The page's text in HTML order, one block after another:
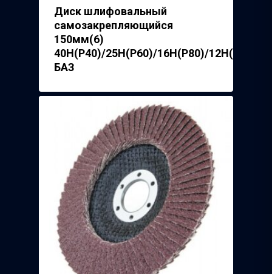
Диск шлифовальный
самозакрепляющийся
150мм(6)
40Н(Р40)/25H(P60)/16H(P80)/12H(P100)/
БАЗ